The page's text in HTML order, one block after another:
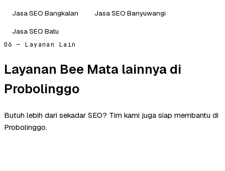
Jasa SEO Bangkalan
Jasa SEO Banyuwangi
Jasa SEO Batu
06 — Layanan Lain
Layanan Bee Mata lainnya di
Probolinggo
Butuh lebih dari sekadar SEO? Tim kami juga siap membantu di
Probolinggo.